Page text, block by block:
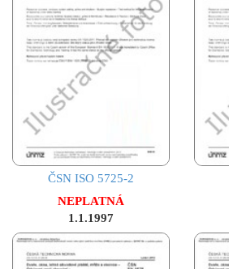
ČSN ISO 5725-2
NEPLATNÁ
1.1.1997